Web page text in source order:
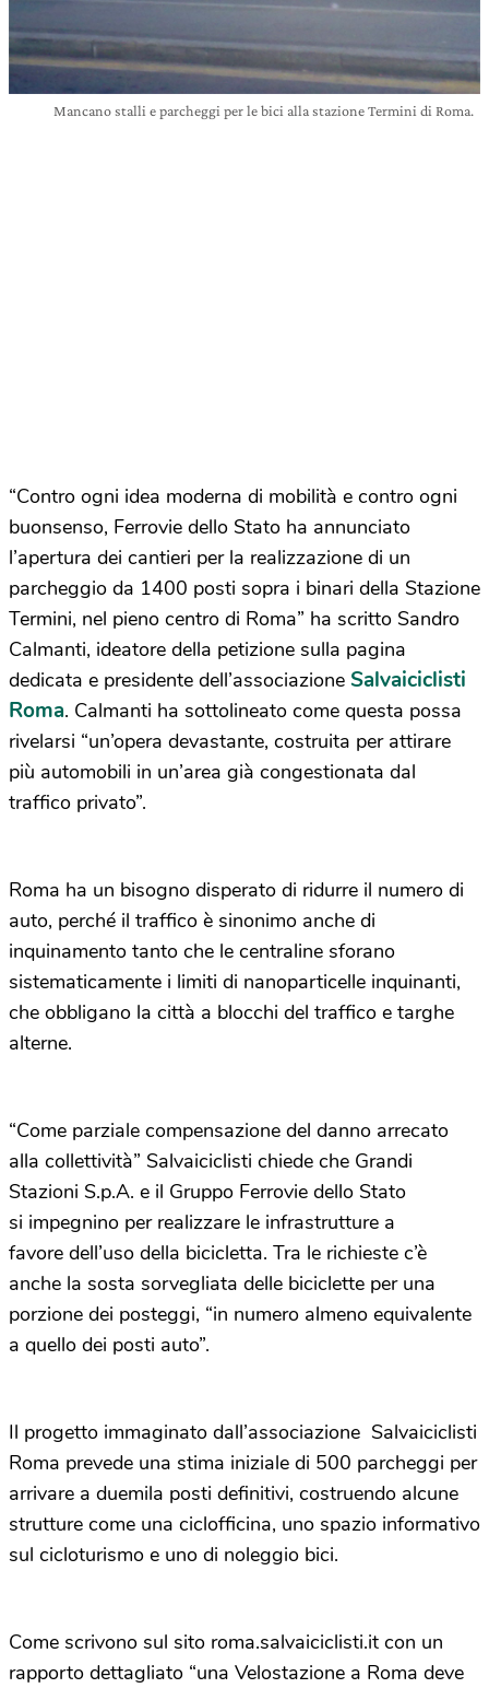
Mancano stalli e parcheggi per le bici alla stazione Termini di Roma.
“Contro ogni idea moderna di mobilità e contro ogni
buonsenso, Ferrovie dello Stato ha annunciato
l’apertura dei cantieri per la realizzazione di un
parcheggio da 1400 posti sopra i binari della Stazione
Termini, nel pieno centro di Roma” ha scritto Sandro
Calmanti, ideatore della petizione sulla pagina
dedicata e presidente dell’associazione Salvaiciclisti
Roma. Calmanti ha sottolineato come questa possa
rivelarsi “un’opera devastante, costruita per attirare
più automobili in un’area già congestionata dal
traffico privato”.
Roma ha un bisogno disperato di ridurre il numero di
auto, perché il traffico è sinonimo anche di
inquinamento tanto che le centraline sforano
sistematicamente i limiti di nanoparticelle inquinanti,
che obbligano la città a blocchi del traffico e targhe
alterne.
“Come parziale compensazione del danno arrecato
alla collettività” Salvaiciclisti chiede che Grandi
Stazioni S.p.A. e il Gruppo Ferrovie dello Stato
si impegnino per realizzare le infrastrutture a
favore dell’uso della bicicletta. Tra le richieste c’è
anche la sosta sorvegliata delle biciclette per una
porzione dei posteggi, “in numero almeno equivalente
a quello dei posti auto”.
Il progetto immaginato dall’associazione Salvaiciclisti
Roma prevede una stima iniziale di 500 parcheggi per
arrivare a duemila posti definitivi, costruendo alcune
strutture come una ciclofficina, uno spazio informativo
sul cicloturismo e uno di noleggio bici.
Come scrivono sul sito roma.salvaiciclisti.it con un
rapporto dettagliato “una Velostazione a Roma deve